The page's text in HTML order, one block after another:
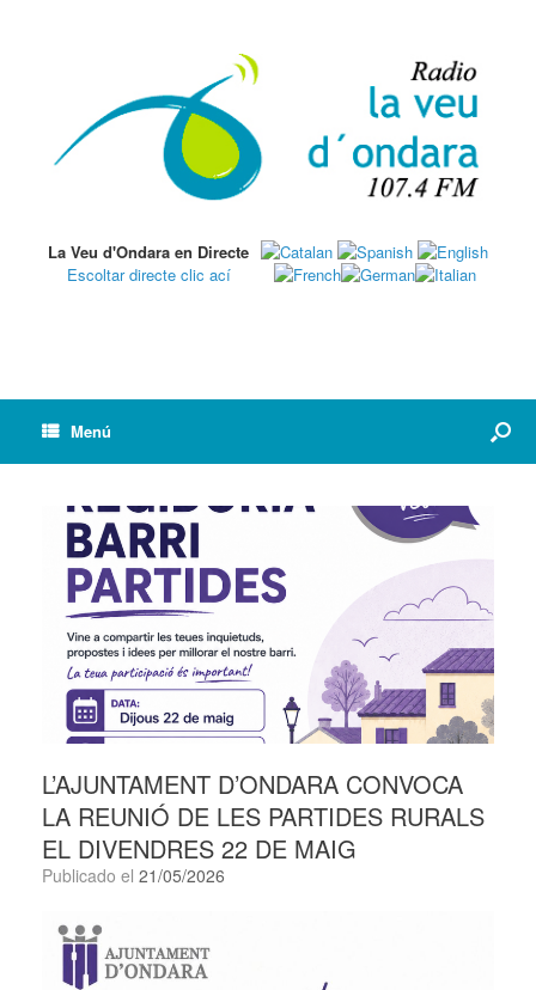
La Veu d'Ondara en Directe
Escoltar directe clic ací
Menú
L’AJUNTAMENT D’ONDARA CONVOCA
LA REUNIÓ DE LES PARTIDES RURALS
EL DIVENDRES 22 DE MAIG
Publicado el 21/05/2026